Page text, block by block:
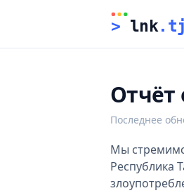
> lnk
Отчёт
Последнее
Мы
Республика